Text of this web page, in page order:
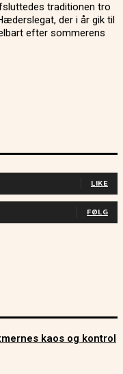
traditionen tro
der i år gik til
LIKE
FØLG
kaos og kontrol